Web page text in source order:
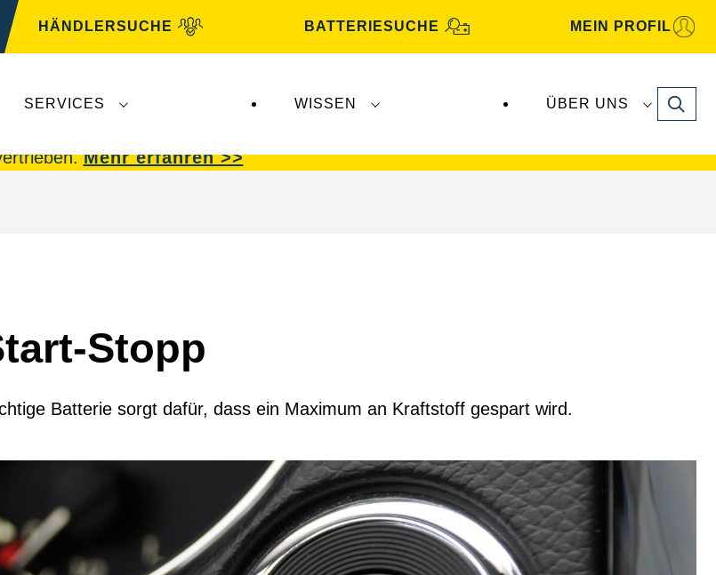
HÄNDLERSUCHE BATTERIESUCHE MEIN PROFIL
SERVICES WISSEN ÜBER UNS Search
Mehr erfahren >>
Stopp
Batterie sorgt dafür, dass ein Maximum an Kraftstoff gespart wird.